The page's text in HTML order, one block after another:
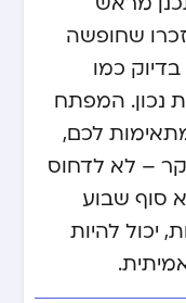
שחופשה
כמו
נכון. המפתח
לכם,
– לא לדחוס
סוף שבוע
יכול להיות